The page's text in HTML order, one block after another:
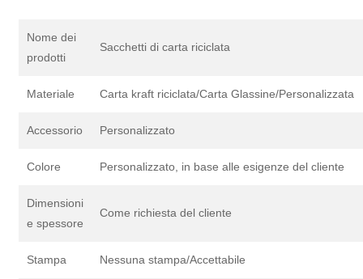
Nome dei
prodotti
Sacchetti di carta riciclata
Materiale Carta kraft riciclata/Carta Glassine/Personalizzata
Accessorio Personalizzato
Colore Personalizzato, in base alle esigenze del cliente
Dimensioni
e spessore
Come richiesta del cliente
Stampa Nessuna stampa/Accettabile